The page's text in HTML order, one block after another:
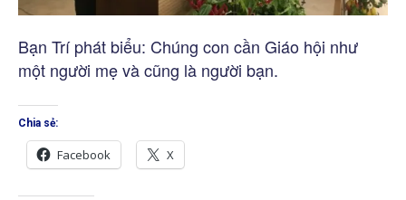
Bạn Trí phát biểu: Chúng con cần Giáo hội như
một người mẹ và cũng là người bạn.
Chia sẻ:
Facebook X